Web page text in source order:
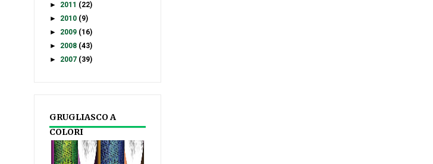
► 2011 (22)
► 2010 (9)
► 2009 (16)
► 2008 (43)
► 2007 (39)
GRUGLIASCO A
COLORI